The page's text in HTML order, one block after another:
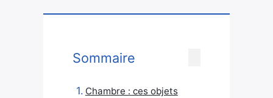
Sommaire
Chambre : ces objets